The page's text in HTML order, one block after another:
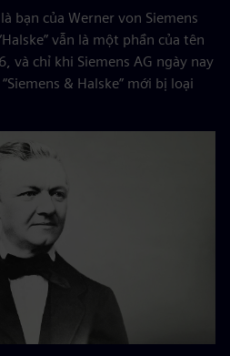
bạn của Werner von Siemens
vẫn là một phần của tên
và chỉ khi Siemens AG ngày nay
& Halske” mới bị loại